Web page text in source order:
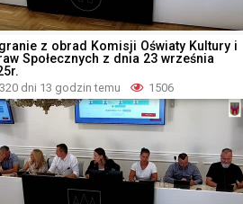
z obrad Komisji Oświaty Kultury i
Społecznych z dnia 23 września
320 dni 13 godzin temu 1506